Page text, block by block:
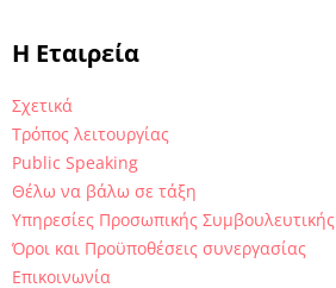
H Εταιρεία
Σχετικά
Τρόπος λειτουργίας
Public Speaking
Θέλω να βάλω σε τάξη
Υπηρεσίες Προσωπικής Συμβουλευτικής
Όροι και Προϋποθέσεις συνεργασίας
Επικοινωνία